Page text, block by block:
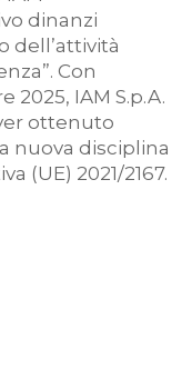
dinanzi
dell’attività
Con
IAM S.p.A.
ottenuto
nuova disciplina
(UE) 2021/2167.